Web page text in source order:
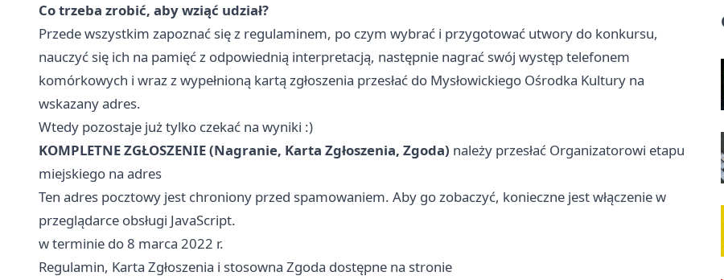
Co trzeba zrobić, aby wziąć udział?
Przede wszystkim zapoznać się z regulaminem, po czym wybrać i przygotować utwory do konkursu,
nauczyć się ich na pamięć z odpowiednią interpretacją, następnie nagrać swój występ telefonem
komórkowych i wraz z wypełnioną kartą zgłoszenia przesłać do Mysłowickiego Ośrodka Kultury na
wskazany adres.
Wtedy pozostaje już tylko czekać na wyniki :)
KOMPLETNE ZGŁOSZENIE (Nagranie, Karta Zgłoszenia, Zgoda) należy przesłać Organizatorowi etapu
miejskiego na adres
Ten adres pocztowy jest chroniony przed spamowaniem. Aby go zobaczyć, konieczne jest włączenie w
przeglądarce obsługi JavaScript.
w terminie do 8 marca 2022 r.
Regulamin, Karta Zgłoszenia i stosowna Zgoda dostępne na stronie